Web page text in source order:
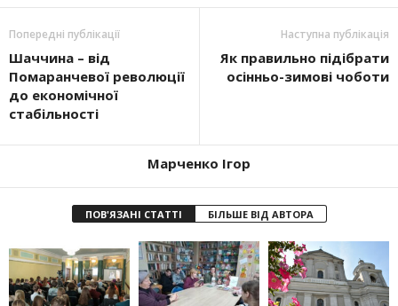
Попередні публікації
Шаччина – від
Помаранчевої революції
до економічної
стабільності
Наступна публікація
Як правильно підібрати
осінньо-зимові чоботи
Марченко Ігор
ПОВ'ЯЗАНІ СТАТТІ БІЛЬШЕ ВІД АВТОРА